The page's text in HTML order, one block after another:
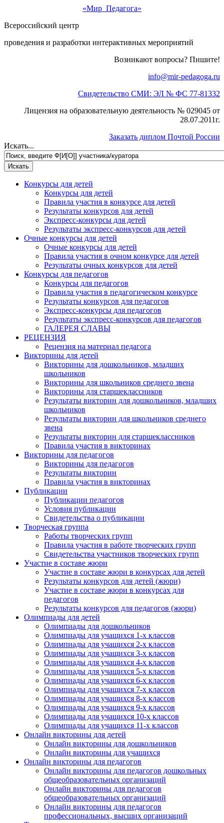
«Мир Педагога»
Всероссийский центр
проведения и разработки интерактивных мероприятий
Возникают вопросы? Пишите!
info@mir-pedagoga.ru
Свидетельство СМИ: ЭЛ № ФС 77-81332
Лицензия на образовательную деятельность № 029045 от
28.07.2011г.
Заказать диплом Почтой России
Искать...
Конкурсы для детей
Конкурсы для детей
Правила участия в конкурсе для детей
Результаты конкурсов для детей
Экспресс-конкурсы для детей
Результаты экспресс-конкурсов для детей
Очные конкурсы для детей
Очные конкурсы для детей
Правила участия в очном конкурсе для детей
Результаты очных конкурсов для детей
Конкурсы для педагогов
Конкурсы для педагогов
Правила участия в педагогическом конкурсе
Результаты конкурсов для педагогов
Экспресс-конкурсы для педагогов
Результаты экспресс-конкурсов для педагогов
ГАЛЕРЕЯ СЛАВЫ
РЕЦЕНЗИЯ
Рецензия на материал педагога
Викторины для детей
Викторины для дошкольников, младших
школьников
Викторины для школьников среднего звена
Викторины для старшеклассников
Результаты викторин для дошкольников, младших
школьников
Результаты викторин для школьников среднего
звена
Результаты викторин для старшеклассников
Правила участия в викторинах
Викторины для педагогов
Викторины для педагогов
Результаты викторин
Правила участия в викторинах
Публикации
Публикации педагогов
Условия публикации
Свидетельства о публикации
Творческая группа
Работы творческих групп
Правила участия в работе творческих групп
Свидетельства участников творческих групп
Участие в составе жюри
Участие в составе жюри в конкурсах для детей
Результаты конкурсов для детей (жюри)
Участие в составе жюри в конкурсах для
педагогов
Результаты конкурсов для педагогов (жюри)
Олимпиады для детей
Олимпиады для дошкольников
Олимпиады для учащихся 1-х классов
Олимпиады для учащихся 2-х классов
Олимпиады для учащихся 3-х классов
Олимпиады для учащихся 4-х классов
Олимпиады для учащихся 5-х классов
Олимпиады для учащихся 6-х классов
Олимпиады для учащихся 7-х классов
Олимпиады для учащихся 8-х классов
Олимпиады для учащихся 9-х классов
Олимпиады для учащихся 10-х классов
Олимпиады для учащихся 11-х классов
Онлайн викторины для детей
Онлайн викторины для дошкольников
Онлайн викторины для учащихся
Онлайн викторины для педагогов
Онлайн викторины для педагогов дошкольных
общеобразовательных организаций
Онлайн викторины для педагогов
общеобразовательных организаций
Онлайн викторины для педагогов
профессиональных, высших организаций